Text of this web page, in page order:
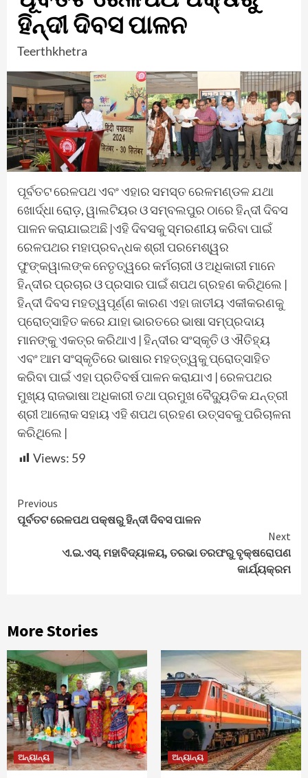
ହିନ୍ଦୀ ଦିବସ ପାଳନ
Teerthkhetra
ପୂର୍ବତଟ ରେଳପଥ ଏବଂ ଏହାର ସମସ୍ତ ରେଳମଣ୍ଡଳ ଯଥା
ଖୋର୍ଦ୍ଧା ରୋଡ଼, ୱାଲଟିୟର ଓ ସମ୍ବଲପୁର ଠାରେ ହିନ୍ଦୀ ଦିବସ
ପାଳନ କରାଯାଇଅଛି |ଏହି ଦିବସକୁ ସ୍ମରଣୀୟ କରିବା ପାଇଁ
ରେଳପଥର ମହାପ୍ରବନ୍ଧକ ଶ୍ରୀ ପରମେଶ୍ୱର
ଫୁଙ୍କୱାଲଙ୍କ ନେତୃତ୍ୱରେ କର୍ମଚାରୀ ଓ ଅଧିକାରୀ ମାନେ
ହିନ୍ଦୀର ପ୍ରଚାର ଓ ପ୍ରସାର ପାଇଁ ଶପଥ ଗ୍ରହଣ କରିଥିଲେ |
ହିନ୍ଦୀ ଦିବସ ମହତ୍ୱପୂର୍ଣ୍ଣ କାରଣ ଏହା ଜାତୀୟ ଏକୀକରଣକୁ
ପ୍ରୋତ୍ସାହିତ କରେ ଯାହା ଭାରତରେ ଭାଷା ସମ୍ପ୍ରଦାୟ
ମାନଙ୍କୁ ଏକତ୍ର କରିଥାଏ | ହିନ୍ଦୀର ସଂସ୍କୃତି ଓ ଐତିହ୍ୟ
ଏବଂ ଆମ ସଂସ୍କୃତିରେ ଭାଷାର ମହତ୍ତ୍ୱକୁ ପ୍ରୋତ୍ସାହିତ
କରିବା ପାଇଁ ଏହା ପ୍ରତିବର୍ଷ ପାଳନ କରାଯାଏ | ରେଳପଥର
ମୁଖ୍ୟ ରାଜଭାଷା ଅଧିକାରୀ ତଥା ପ୍ରମୁଖ ବୈଦ୍ୟୁତିକ ଯନ୍ତ୍ରୀ
ଶ୍ରୀ ଆଲୋକ ସହାୟ ଏହି ଶପଥ ଗ୍ରହଣ ଉତ୍ସବକୁ ପରିଚାଳନା
କରିଥିଲେ |
Views: 59
Continue
Reading
Previous
ପୂର୍ବତଟ ରେଳପଥ ପକ୍ଷରୁ ହିନ୍ଦୀ ଦିବସ ପାଳନ
Next
ଏ.ଇ.ଏସ୍. ମହାବିଦ୍ୟାଳୟ, ତରଭା ତରଫରୁ ବୃକ୍ଷରୋପଣ
କାର୍ଯ୍ୟକ୍ରମ
More Stories
ଅନ୍ୟାନ୍ୟ ଅନ୍ୟାନ୍ୟ